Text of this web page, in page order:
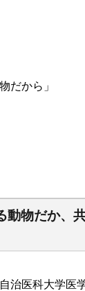
だから」
動物だか、
治医科大学医